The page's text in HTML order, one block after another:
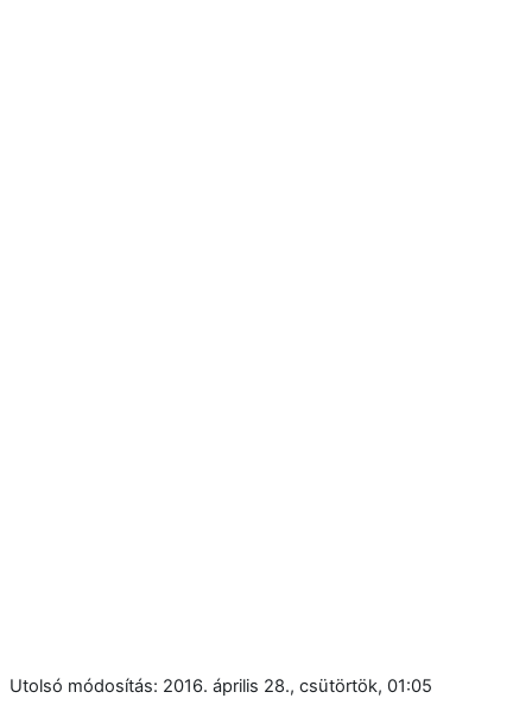
Utolsó módosítás: 2016. április 28., csütörtök, 01:05